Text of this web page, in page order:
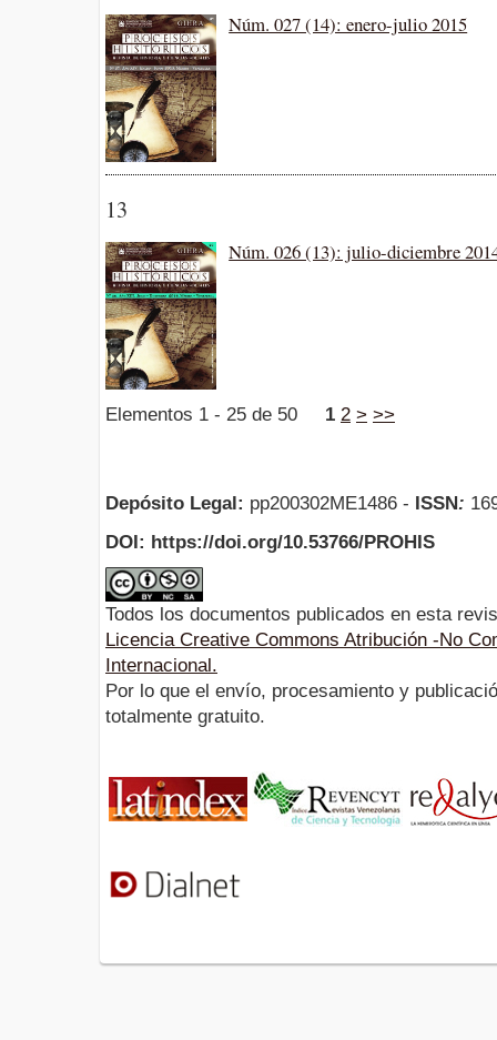
Núm. 027 (14): enero-julio 2015
13
Núm. 026 (13): julio-diciembre
Elementos 1 - 25 de 50 1 2 > >>
Depósito Legal: pp200302ME1486 - ISSN:
DOI: https://doi.org/10.53766/PROHIS
Todos los documentos publicados en esta
Licencia Creative Commons Atribución -No
Internacional.
Por lo que el envío, procesamiento y
totalmente gratuito.